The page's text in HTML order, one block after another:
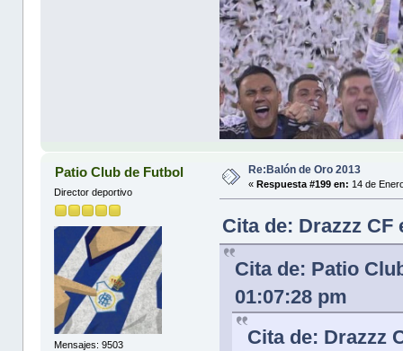
Patio Club de Futbol
Director deportivo
Mensajes: 9503
Re:Balón de Oro 2013
«Respuesta #199 en: 14 de
Cita de: Drazzz CF
Cita de: Patio
01:07:28 pm
Cita de: Drazzz